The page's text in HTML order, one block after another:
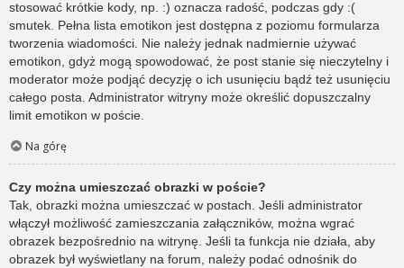
stosować krótkie kody, np. :) oznacza radość, podczas gdy :(
smutek. Pełna lista emotikon jest dostępna z poziomu formularza
tworzenia wiadomości. Nie należy jednak nadmiernie używać
emotikon, gdyż mogą spowodować, że post stanie się nieczytelny i
moderator może podjąć decyzję o ich usunięciu bądź też usunięciu
całego posta. Administrator witryny może określić dopuszczalny
limit emotikon w poście.
Na górę
Czy można umieszczać obrazki w poście?
Tak, obrazki można umieszczać w postach. Jeśli administrator
włączył możliwość zamieszczania załączników, można wgrać
obrazek bezpośrednio na witrynę. Jeśli ta funkcja nie działa, aby
obrazek był wyświetlany na forum, należy podać odnośnik do